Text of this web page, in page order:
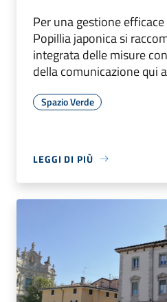
Per una gestione
Popillia japonica si
integrata delle misure
della comunicazione qui
Spazio Verde
LEGGI DI PIÙ